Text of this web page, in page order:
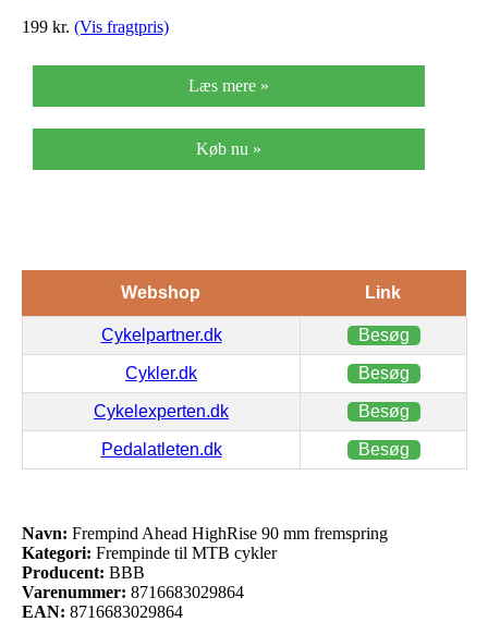
fremspring
199 kr. (Vis fragtpris)
Læs mere »
Køb nu »
Webshop Link
Cykelpartner.dk Besøg
Cykler.dk Besøg
Cykelexperten.dk Besøg
Pedalatleten.dk Besøg
Navn: Frempind Ahead HighRise 90 mm fremspring
Kategori: Frempinde til MTB cykler
Producent: BBB
Varenummer: 8716683029864
EAN: 8716683029864